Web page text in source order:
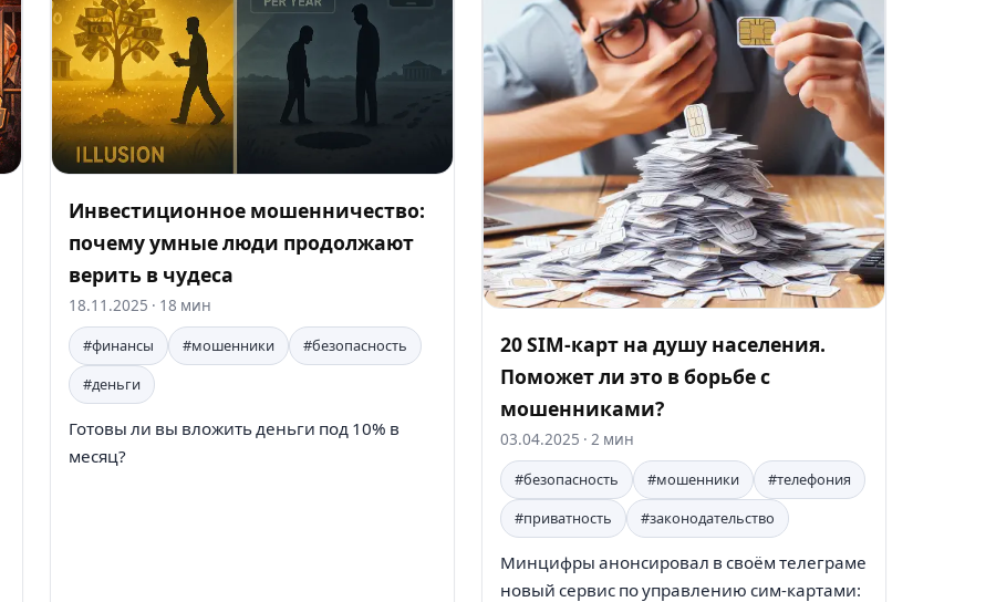
Инвестиционное мошенничество:
почему умные люди продолжают
верить в чудеса
18.11.2025 · 18 мин
#финансы
#мошенники
#безопасность
#деньги
Готовы ли вы вложить деньги под 10% в
месяц?
20 SIM-карт на душу населения.
Поможет ли это в борьбе с
мошенниками?
03.04.2025 · 2 мин
#безопасность
#мошенники
#телефония
#приватность
#законодательство
Минцифры анонсировал в своём телеграме
новый сервис по управлению сим-картами: